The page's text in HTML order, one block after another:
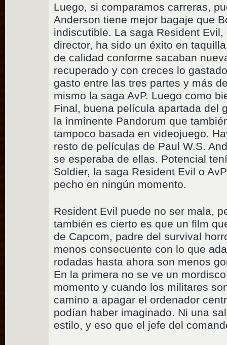
Luego, si comparamos carreras,
Anderson tiene mejor bagaje que
indiscutible. La saga Resident
director, ha sido un éxito en
de calidad conforme sacaban
recuperado y con creces lo
gasto entre las tres partes y más
mismo la saga AvP. Luego como
Final, buena película apartada del
la inminente Pandorum que
tampoco basada en videojuego.
resto de películas de Paul W.S.
se esperaba de ellas. Potencial
Soldier, la saga Resident Evil o
pecho en ningún momento.
Resident Evil puede no ser mala,
también es cierto es que un film
de Capcom, padre del survival
menos consecuente con lo que
rodadas hasta ahora son menos
En la primera no se ve un
momento y cuando los militares
camino a apagar el ordenador
podían haber imaginado. Ni una
estilo, y eso que el jefe del